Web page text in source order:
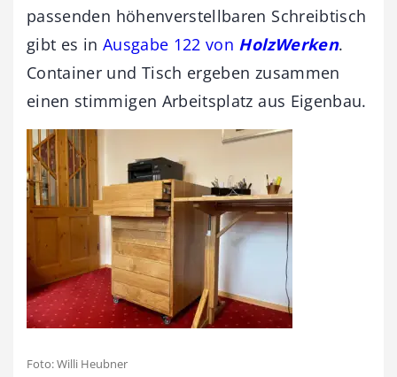
passenden höhenverstellbaren Schreibtisch
gibt es in Ausgabe 122 von HolzWerken.
Container und Tisch ergeben zusammen
einen stimmigen Arbeitsplatz aus Eigenbau.
Foto: Willi Heubner